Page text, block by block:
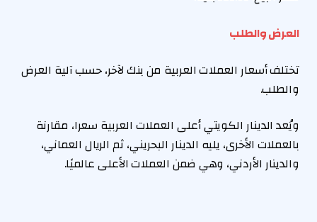
العرض والطلب
تختلف أسعار العملات العربية من بنك لآخر، حسب آلية العرض
والطلب.
ويُعد الدينار الكويتي أعلى العملات العربية سعرا، مقارنة
بالعملات الأخرى، يليه الدينار البحريني، ثم الريال العماني،
والدينار الأردني، وهي ضمن العملات الأعلى عالميًا.